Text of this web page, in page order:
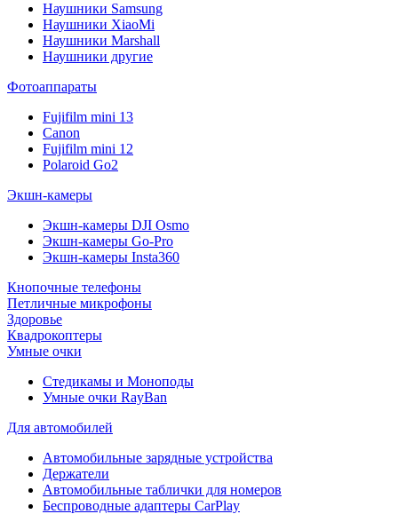
Наушники Samsung
Наушники XiaoMi
Наушники Marshall
Наушники другие
Фотоаппараты
Fujifilm mini 13
Canon
Fujifilm mini 12
Polaroid Go2
Экшн-камеры
Экшн-камеры DJI Osmo
Экшн-камеры Go-Pro
Экшн-камеры Insta360
Кнопочные телефоны
Петличные микрофоны
Здоровье
Квадрокоптеры
Умные очки
Стедикамы и Моноподы
Умные очки RayBan
Для автомобилей
Автомобильные зарядные устройства
Держатели
Автомобильные таблички для номеров
Беспроводные адаптеры CarPlay